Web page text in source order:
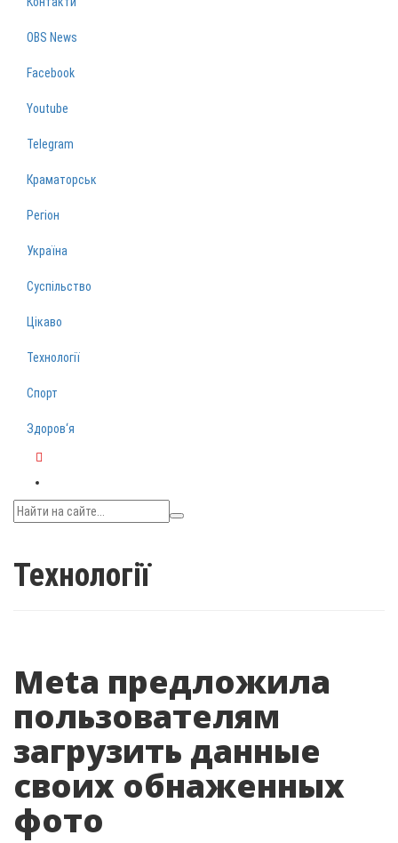
OBS News
Facebook
Youtube
Telegram
Краматорськ
Регіон
Україна
Суспільство
Цікаво
Технології
Спорт
Здоров‘я
Технології
Meta предложила
пользователям
загрузить данные
своих обнаженных
фото